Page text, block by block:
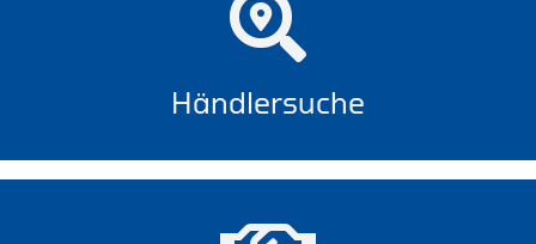
Händlersuche